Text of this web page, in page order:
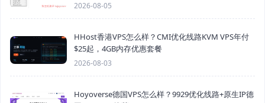
2026-08-05
HHost香港VPS怎么样？CMI优化线路KVM VPS年付
$25起，4GB内存优惠套餐
2026-08-03
Hoyoverse德国VPS怎么样？9929优化线路+原生IP德